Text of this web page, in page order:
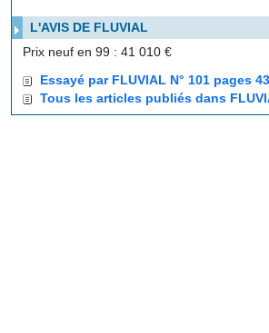
L'AVIS DE FLUVIAL
Prix neuf en 99 : 41 010 €
Essayé par FLUVIAL N° 101 pages
Tous les articles publiés dans